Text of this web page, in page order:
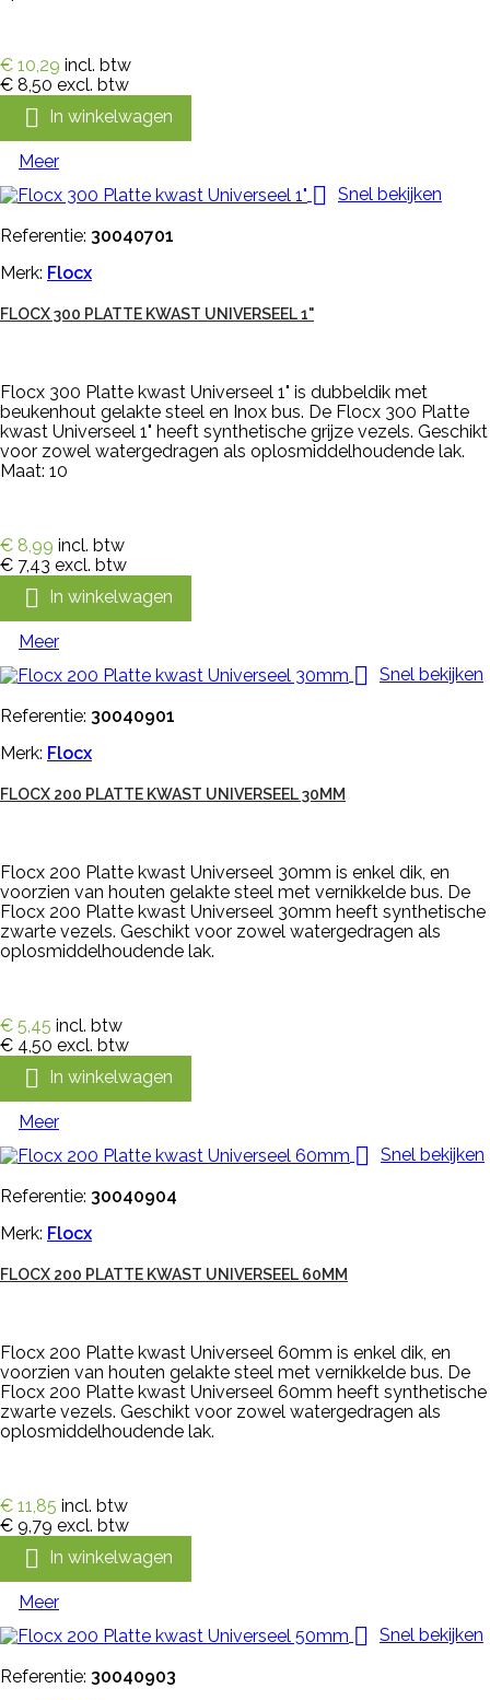
€ 10,29 incl. btw
€ 8,50 excl. btw
 In winkelwagen
Meer
 Snel bekijken
Referentie: 30040701
Merk: Flocx
FLOCX 300 PLATTE KWAST UNIVERSEEL 1"
Flocx 300 Platte kwast Universeel 1" is dubbeldik met
beukenhout gelakte steel en Inox bus. De Flocx 300 Platte
kwast Universeel 1" heeft synthetische grijze vezels. Geschikt
voor zowel watergedragen als oplosmiddelhoudende lak.
Maat: 10
€ 8,99 incl. btw
€ 7,43 excl. btw
 In winkelwagen
Meer
 Snel bekijken
Referentie: 30040901
Merk: Flocx
FLOCX 200 PLATTE KWAST UNIVERSEEL 30MM
Flocx 200 Platte kwast Universeel 30mm is enkel dik, en
voorzien van houten gelakte steel met vernikkelde bus. De
Flocx 200 Platte kwast Universeel 30mm heeft synthetische
zwarte vezels. Geschikt voor zowel watergedragen als
oplosmiddelhoudende lak.
€ 5,45 incl. btw
€ 4,50 excl. btw
 In winkelwagen
Meer
 Snel bekijken
Referentie: 30040904
Merk: Flocx
FLOCX 200 PLATTE KWAST UNIVERSEEL 60MM
Flocx 200 Platte kwast Universeel 60mm is enkel dik, en
voorzien van houten gelakte steel met vernikkelde bus. De
Flocx 200 Platte kwast Universeel 60mm heeft synthetische
zwarte vezels. Geschikt voor zowel watergedragen als
oplosmiddelhoudende lak.
€ 11,85 incl. btw
€ 9,79 excl. btw
 In winkelwagen
Meer
 Snel bekijken
Referentie: 30040903